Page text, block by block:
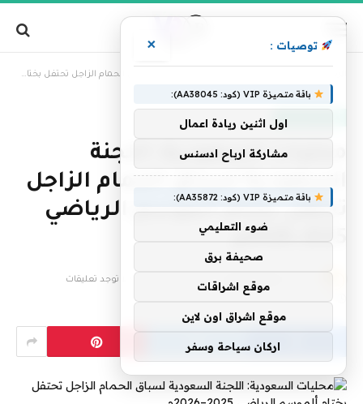
محليات السعودية: اللجنة السعودية لسباق الحمام الزاجل تحتفل بختام ألموسم الرياضي 2025–2026م
محليات السعودية: اللجنة
السعودية لسباق الحمام الزاجل
تحتفل بختام ألموسم الرياضي
2025–2026م
فريق التحرير لا توجد تعليقات
3 دقائق
توصيات : ×
باقة متميزة VIP (كود: AA38045):
اول اثنين ريادة اعمال
مشاركة ارباح ادسنس
باقة متميزة VIP (كود: AA35872):
ضوء التعليمي
صحيفة برق
موقع اشراقات
موقع اشراق اون لاين
اركان سياحة وسفر